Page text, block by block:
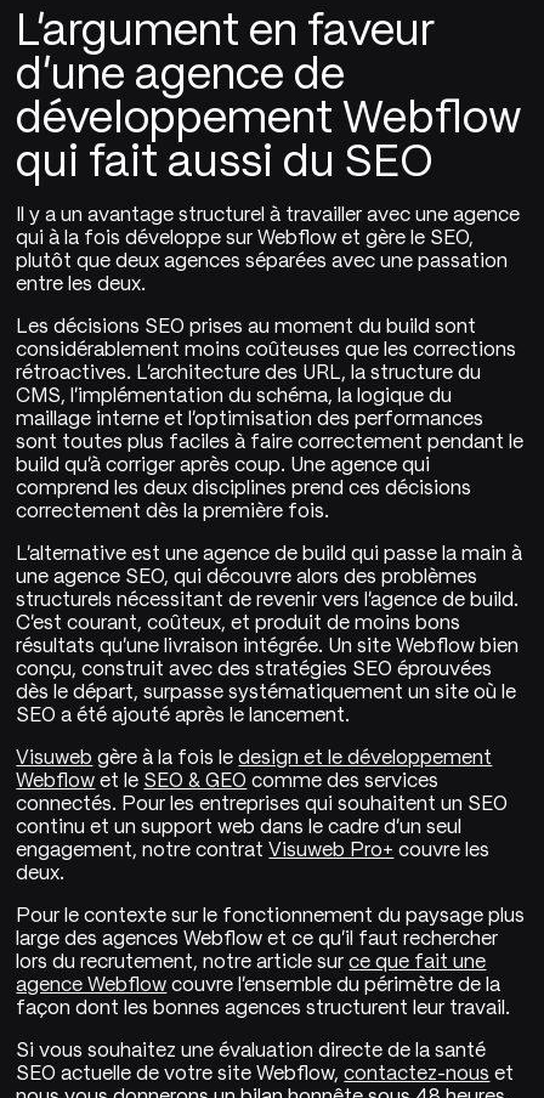
L'argument en faveur
d'une agence de
développement Webflow
qui fait aussi du SEO
Il y a un avantage structurel à travailler avec une agence
qui à la fois développe sur Webflow et gère le SEO,
plutôt que deux agences séparées avec une passation
entre les deux.
Les décisions SEO prises au moment du build sont
considérablement moins coûteuses que les corrections
rétroactives. L'architecture des URL, la structure du
CMS, l'implémentation du schéma, la logique du
maillage interne et l'optimisation des performances
sont toutes plus faciles à faire correctement pendant le
build qu'à corriger après coup. Une agence qui
comprend les deux disciplines prend ces décisions
correctement dès la première fois.
L'alternative est une agence de build qui passe la main à
une agence SEO, qui découvre alors des problèmes
structurels nécessitant de revenir vers l'agence de build.
C'est courant, coûteux, et produit de moins bons
résultats qu'une livraison intégrée. Un site Webflow bien
conçu, construit avec des stratégies SEO éprouvées
dès le départ, surpasse systématiquement un site où le
SEO a été ajouté après le lancement.
Visuweb gère à la fois ledesign et le développement
Webflow et le SEO & GEO comme des services
connectés. Pour les entreprises qui souhaitent un SEO
continu et un support web dans le cadre d'un seul
engagement, notre contratVisuweb Pro+ couvre les
deux.
Pour le contexte sur le fonctionnement du paysage plus
large des agences Webflow et ce qu'il faut rechercher
lors du recrutement, notre article surce que fait une
agence Webflow couvre l'ensemble du périmètre de la
façon dont les bonnes agences structurent leur travail.
Si vous souhaitez une évaluation directe de la santé
SEO actuelle de votre site Webflow,contactez-nous et